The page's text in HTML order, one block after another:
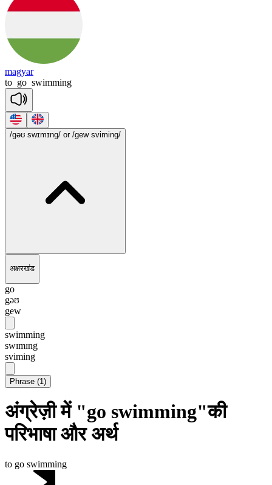
magyar
to go swimming
/gəʊ swɪmɪng/ or /gew sviming/
अक्षरखंड
go
gəʊ
gew
swimming
swɪmɪng
sviming
Phrase (1)
अंग्रेज़ी में "go swimming"की
परिभाषा और अर्थ
to go swimming